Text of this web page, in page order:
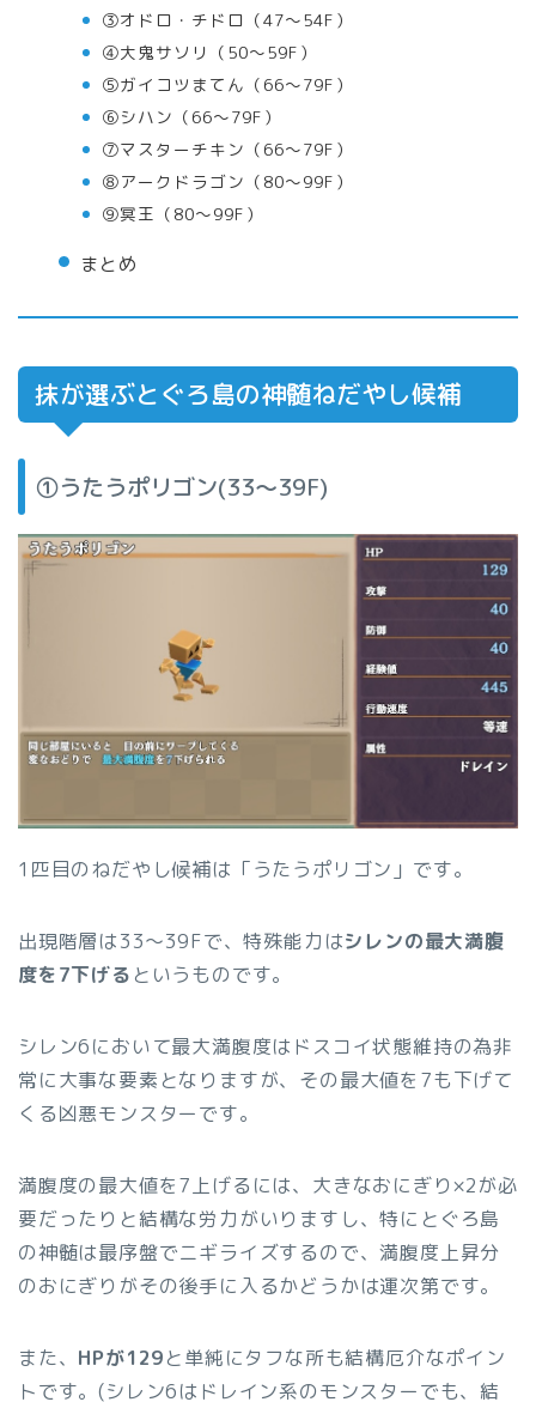
③オドロ・チドロ（47〜54F）
④大鬼サソリ（50〜59F）
⑤ガイコツまてん（66〜79F）
⑥シハン（66〜79F）
⑦マスターチキン（66〜79F）
⑧アークドラゴン（80〜99F）
⑨冥王（80〜99F）
まとめ
抹が選ぶとぐろ島の神髄ねだやし候補
①うたうポリゴン(33〜39F)
1匹目のねだやし候補は「うたうポリゴン」です。
出現階層は33〜39Fで、特殊能力はシレンの最大満腹
度を7下げる というものです。
シレン6において最大満腹度はドスコイ状態維持の為非
常に大事な要素となりますが、その最大値を7も下げて
くる凶悪モンスターです。
満腹度の最大値を7上げるには、大きなおにぎり×2が必
要だったりと結構な労力がいりますし、特にとぐろ島
の神髄は最序盤でニギライズするので、満腹度上昇分
のおにぎりがその後手に入るかどうかは運次第です。
また、 HPが129と単純にタフな所も結構厄介なポイン
トです。(シレン6はドレイン系のモンスターでも、結